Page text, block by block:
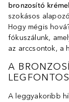
bronzosító
szokásos
Hogy mégis
fókuszálunk,
az arccsontok, a
A
A leggyakoribb